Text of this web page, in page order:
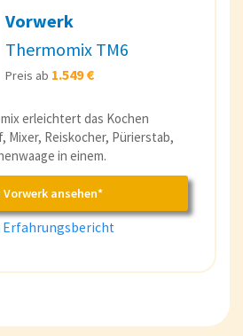
Vorwerk
Thermomix TM6
Preis ab 1.549 €
erleichtert das Kochen
Mixer, Reiskocher, Pürierstab,
in einem.
Vorwerk ansehen*
Erfahrungsbericht